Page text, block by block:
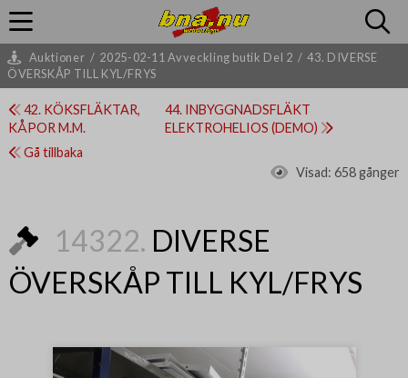
Auktioner / 2025-02-11 Avveckling butik Del 2 / 43. DIVERSE
ÖVERSKÅP TILL KYL/FRYS
42. KÖKSFLÄKTAR,
KÅPOR M.M.
44. INBYGGNADSFLÄKT
ELEKTROHELIOS (DEMO)
Gå tillbaka
Visad: 658 gånger
14322. DIVERSE
ÖVERSKÅP TILL KYL/FRYS